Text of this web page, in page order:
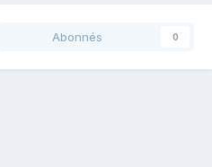
Abonnés 0